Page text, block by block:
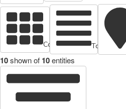
Cards view Table view
10shown of 10entities